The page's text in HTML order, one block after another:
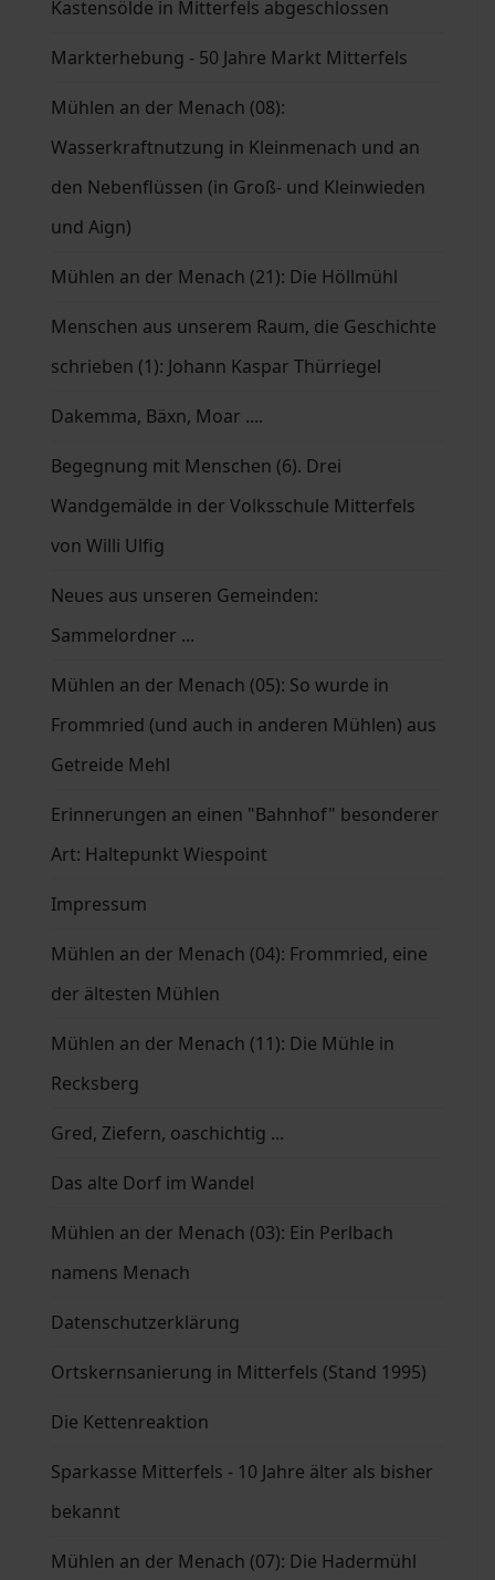
Kastensölde in Mitterfels abgeschlossen
Markterhebung - 50 Jahre Markt Mitterfels
Mühlen an der Menach (08):
Wasserkraftnutzung in Kleinmenach und an
den Nebenflüssen (in Groß- und Kleinwieden
und Aign)
Mühlen an der Menach (21): Die Höllmühl
Menschen aus unserem Raum, die Geschichte
schrieben (1): Johann Kaspar Thürriegel
Dakemma, Bäxn, Moar ....
Begegnung mit Menschen (6). Drei
Wandgemälde in der Volksschule Mitterfels
von Willi Ulfig
Neues aus unseren Gemeinden:
Sammelordner ...
Mühlen an der Menach (05): So wurde in
Frommried (und auch in anderen Mühlen) aus
Getreide Mehl
Erinnerungen an einen "Bahnhof" besonderer
Art: Haltepunkt Wiespoint
Impressum
Mühlen an der Menach (04): Frommried, eine
der ältesten Mühlen
Mühlen an der Menach (11): Die Mühle in
Recksberg
Gred, Ziefern, oaschichtig ...
Das alte Dorf im Wandel
Mühlen an der Menach (03): Ein Perlbach
namens Menach
Datenschutzerklärung
Ortskernsanierung in Mitterfels (Stand 1995)
Die Kettenreaktion
Sparkasse Mitterfels - 10 Jahre älter als bisher
bekannt
Mühlen an der Menach (07): Die Hadermühl